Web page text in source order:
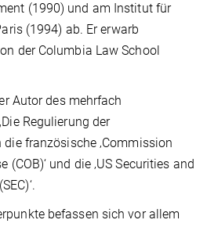
(1990) und am Institut für
(1994) ab. Er erwarb
der Columbia Law School
Autor des mehrfach
Regulierung der
französische ‚Commission
und die ‚US Securities and
befassen sich vor allem